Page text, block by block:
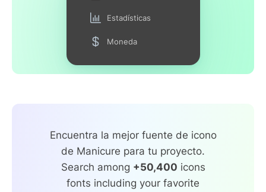
Estadísticas
Moneda
Encuentra la mejor fuente de icono
de Manicure para tu proyecto.
Search among +50,400 icons
fonts including your favorite